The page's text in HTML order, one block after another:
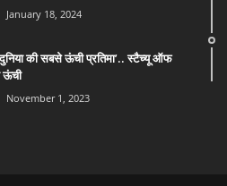
January 18, 2024
की सबसे ऊंची प्रतिमा’.. स्टैच्यू ऑफ
ऊंची
November 1, 2023